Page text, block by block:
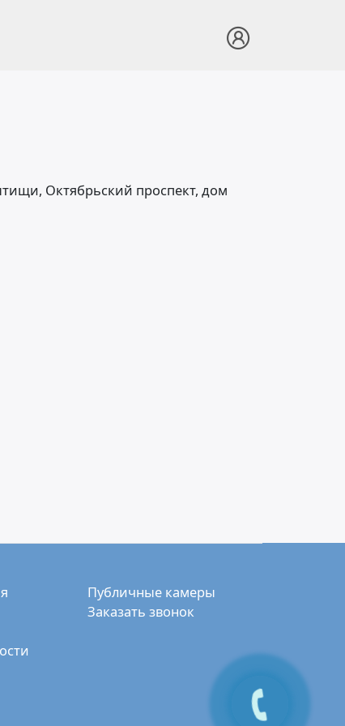
Октябрьский проспект, дом
Публичные камеры
Заказать звонок